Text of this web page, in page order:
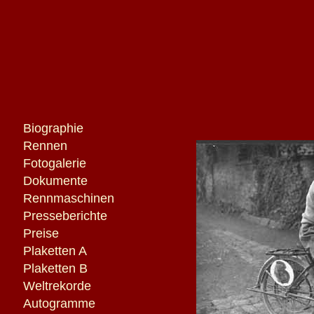
Biographie
Rennen
Fotogalerie
Dokumente
Rennmaschinen
Presseberichte
Preise
Plaketten A
Plaketten B
Weltrekorde
Autogramme